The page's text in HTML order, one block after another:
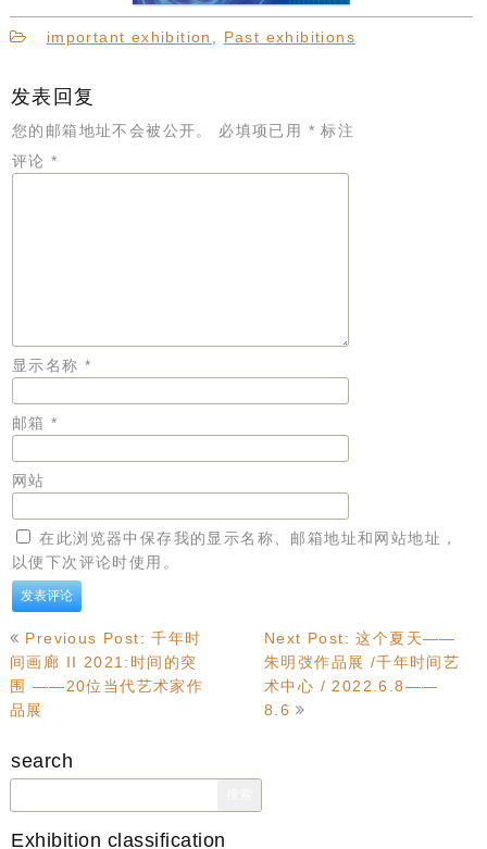
important exhibition , Past exhibitions
发表回复
您的邮箱地址不会被公开。 必填项已用 * 标注
评论*
显示名称 *
邮箱*
网站
在此浏览器中保存我的显示名称、邮箱地址和网站地址，
以便下次评论时使用。
文
章
导
航
Previous Post: 千年时
间画廊 II 2021:时间的突
围 ——20位当代艺术家作
品展
Next Post: 这个夏天——
朱明弢作品展 /千年时间艺
术中心 / 2022.6.8——
8.6
search
索：
Exhibition classification